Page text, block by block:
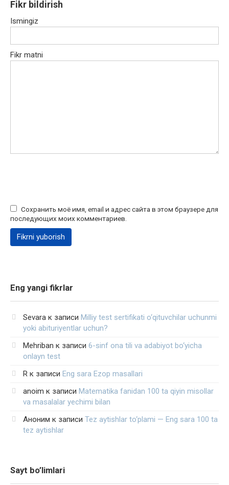
Fikr bildirish
Ismingiz
Fikr matni
Сохранить моё имя, email и адрес сайта в этом браузере для
последующих моих комментариев.
Eng yangi fikrlar
Sevara к записи Milliy test sertifikati o‘qituvchilar uchunmi
yoki abituriyentlar uchun?
Mehriban к записи 6-sinf ona tili va adabiyot bo‘yicha
onlayn test
R к записи Eng sara Ezop masallari
anoim к записи Matematika fanidan 100 ta qiyin misollar
va masalalar yechimi bilan
Аноним к записи Tez aytishlar to‘plami — Eng sara 100 ta
tez aytishlar
Sayt bo’limlari